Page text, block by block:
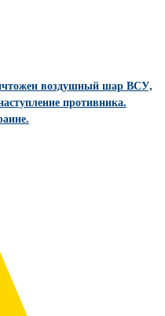
воздушный шар ВСУ,
противника.